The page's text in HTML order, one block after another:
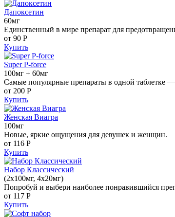
Дапоксетин
60мг
Единственный в мире препарат для
от 90 Р
Купить
Super P-force
100мг + 60мг
Самые популярные препараты в одной таблетке
от 200 Р
Купить
Женская Виагра
100мг
Новые, яркие ощущения для девушек и женщин.
от 116 Р
Купить
Набор Классический
(2x100мг, 4x20мг)
Попробуй и выбери наиболее понравившийся
от 117 Р
Купить